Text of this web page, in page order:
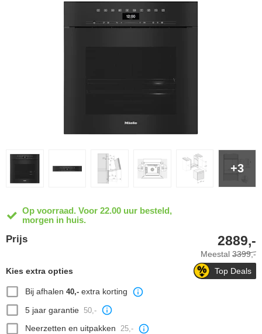
+3
Op voorraad. Voor 22.00 uur besteld,
morgen in huis.
Prijs
Meestal 3399,-
2889,-
Top Deals
Kies extra opties
Bij afhalen 40,-extra korting
5 jaar garantie 50,-
Neerzetten en uitpakken 25,-